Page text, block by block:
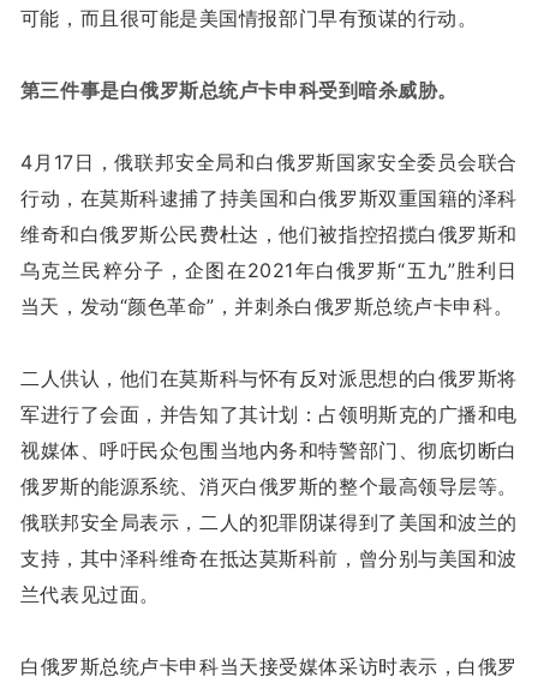
可能，而且很可能是美国情报部门早有预谋的行动。
第三件事是白俄罗斯总统卢卡申科受到暗杀威胁。
4月17日，俄联邦安全局和白俄罗斯国家安全委员会联合
行动，在莫斯科逮捕了持美国和白俄罗斯双重国籍的泽科
维奇和白俄罗斯公民费杜达，他们被指控招揽白俄罗斯和
乌克兰民粹分子，企图在2021年白俄罗斯“五九”胜利日
当天，发动“颜色革命”，并刺杀白俄罗斯总统卢卡申科。
二人供认，他们在莫斯科与怀有反对派思想的白俄罗斯将
军进行了会面，并告知了其计划：占领明斯克的广播和电
视媒体、呼吁民众包围当地内务和特警部门、彻底切断白
俄罗斯的能源系统、消灭白俄罗斯的整个最高领导层等。
俄联邦安全局表示，二人的犯罪阴谋得到了美国和波兰的
支持，其中泽科维奇在抵达莫斯科前，曾分别与美国和波
兰代表见过面。
白俄罗斯总统卢卡申科当天接受媒体采访时表示，白俄罗